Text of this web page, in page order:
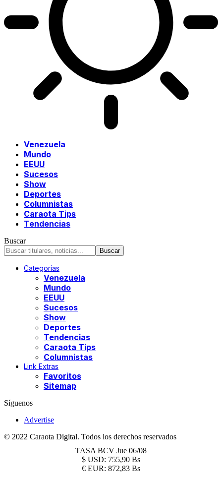
Venezuela
Mundo
EEUU
Sucesos
Show
Deportes
Columnistas
Caraota Tips
Tendencias
Buscar
Categorías
Venezuela
Mundo
EEUU
Sucesos
Show
Deportes
Tendencias
Caraota Tips
Columnistas
Link Extras
Favoritos
Sitemap
Síguenos
Advertise
© 2022 Caraota Digital. Todos los derechos reservados
TASA BCV Jue 06/08
$ USD: 755,90 Bs
€ EUR: 872,83 Bs